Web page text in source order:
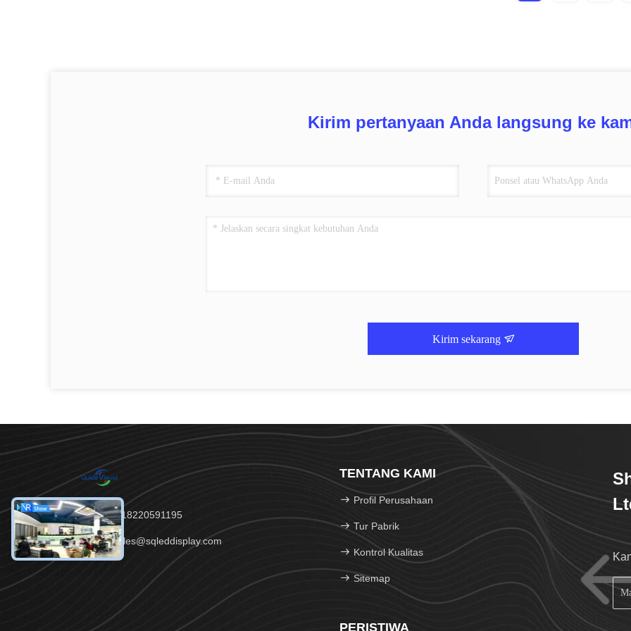
Kirim pertanyaan Anda langsung ke
Kirim sekarang
Telp：86--18220591195
E-mail：sales@sqleddisplay.com
TENTANG KAMI
Profil Perusahaan
Tur Pabrik
Kontrol Kualitas
Sitemap
PERISTIWA